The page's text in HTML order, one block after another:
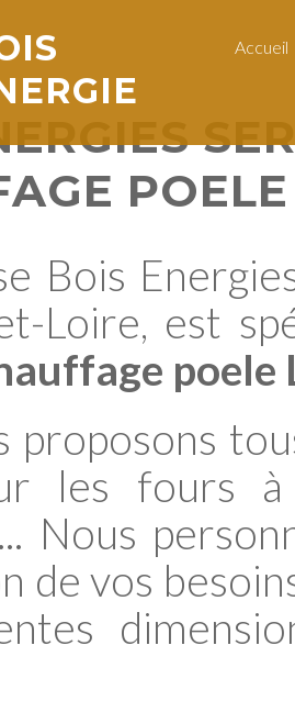
Accueil
Bois
Loire, est
poele
proposons
les fours
Nous
de vos